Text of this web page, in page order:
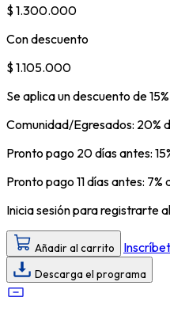
$ 1.300.000
Con descuento
$ 1.105.000
Se aplica un descuento de
Comunidad/Egresados: 20%
Pronto pago 20 días antes:
Pronto pago 11 días antes:
Inicia sesión para registrarte
Añadir al carrito
Descarga el programa